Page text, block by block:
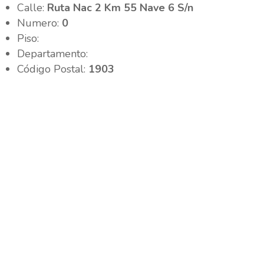
Calle: Ruta Nac 2 Km 55 Nave 6 S/n
Numero: 0
Piso:
Departamento:
Código Postal: 1903